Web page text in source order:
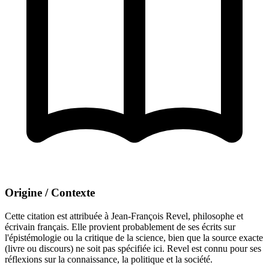
Origine / Contexte
Cette citation est attribuée à Jean-François Revel, philosophe et
écrivain français. Elle provient probablement de ses écrits sur
l'épistémologie ou la critique de la science, bien que la source exacte
(livre ou discours) ne soit pas spécifiée ici. Revel est connu pour ses
réflexions sur la connaissance, la politique et la société.